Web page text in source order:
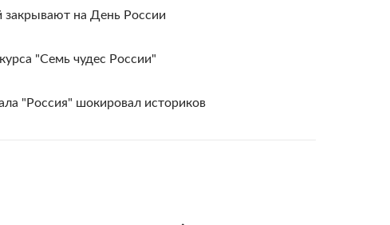
на День России
"Семь чудес России"
"Россия" шокировал историков